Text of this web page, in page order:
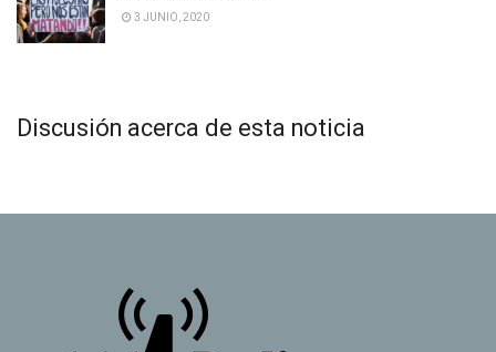
3 JUNIO, 2020
Discusión acerca de esta noticia